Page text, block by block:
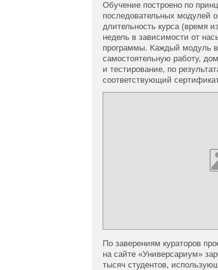
Обучение построено по
последовательных модулей
длительность курса (время
недель в зависимости от
программы. Каждый модуль
самостоятельную работу,
и тестирование, по
соответствующий
По заверениям кураторов
на сайте «Универсариум»
тысяч студентов,